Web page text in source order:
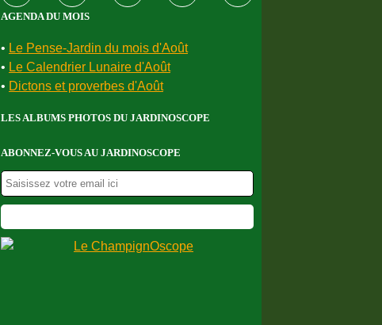
AGENDA DU MOIS
• Le Pense-Jardin du mois d'Août
• Le Calendrier Lunaire d'Août
• Dictons et proverbes d'Août
LES ALBUMS PHOTOS DU JARDINOSCOPE
ABONNEZ-VOUS AU JARDINOSCOPE